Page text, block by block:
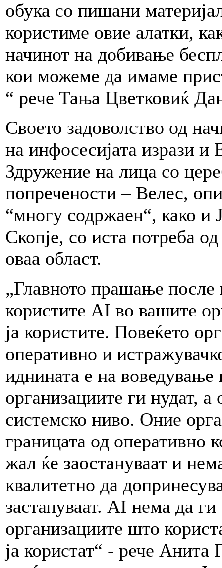
обука со пишани
користиме овие алатки,
начинот на добивање
кои можеме да имаме
“ рече Тања Цветковиќ
Своето задоволство од
на инфосесијата изрази
Здружение на лица со
попречености – Велес,
“многу содржаен“, како
Скопје, со иста потреба
оваа област.
„Главното прашање после
користите AI во вашите
ја користите. Повеќето
оперативно и
иднината е на
организациите ги нудат,
системско ниво. Оние
границата од оперативно
жал ќе заостануваат и
квалитетно да
застапуваат. AI нема да
организациите што
ја користат“ - рече Анита